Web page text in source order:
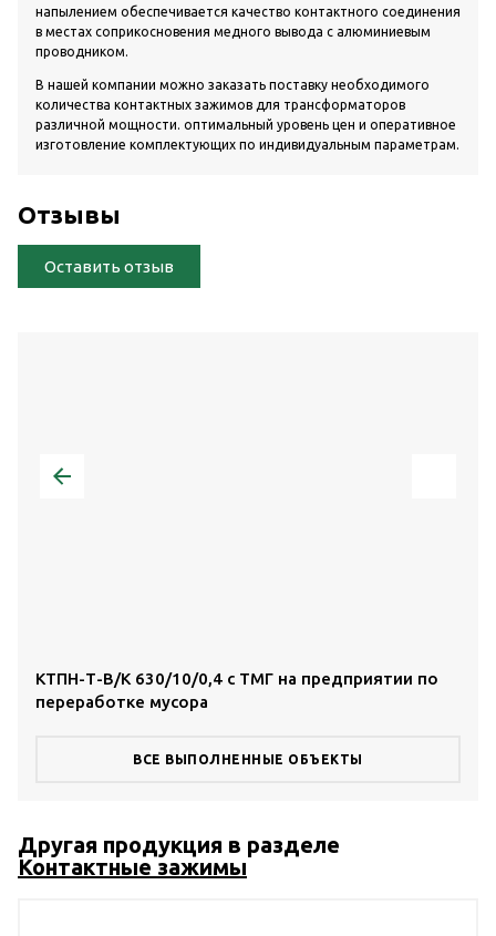
напылением обеспечивается качество контактного соединения
в местах соприкосновения медного вывода с алюминиевым
проводником.
В нашей компании можно заказать поставку необходимого
количества контактных зажимов для трансформаторов
различной мощности. оптимальный уровень цен и оперативное
изготовление комплектующих по индивидуальным параметрам.
Отзывы
Оставить отзыв
КТПН-Т-В/К 630/10/0,4 с ТМГ на предприятии по
переработке мусора
ВСЕ ВЫПОЛНЕННЫЕ ОБЪЕКТЫ
Другая продукция в разделе
Контактные зажимы